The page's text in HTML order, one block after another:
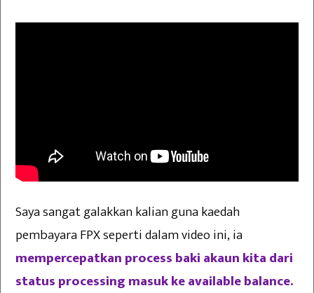
Saya sangat galakkan kalian guna kaedah
pembayara FPX seperti dalam video ini, ia
mempercepatkan process baki akaun kita dari
status processing masuk ke available balance.